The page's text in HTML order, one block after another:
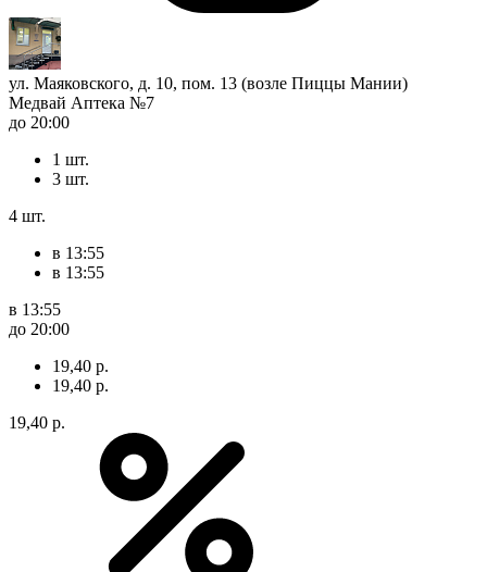
ул. Маяковского, д. 10, пом. 13 (возле Пиццы Мании)
Медвай Аптека №7
до 20:00
1 шт.
3 шт.
4 шт.
в 13:55
в 13:55
в 13:55
до 20:00
19,40 р.
19,40 р.
19,40 р.